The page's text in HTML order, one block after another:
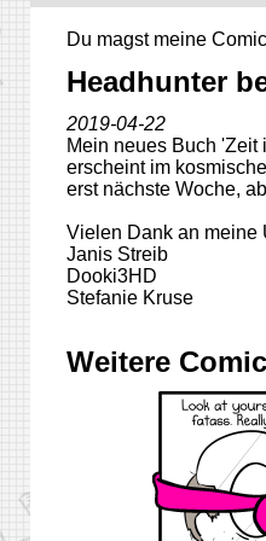
Du magst meine
Headhunter
2019-04-22
Mein neues Buch 'Zeit
erscheint im
erst nächste Woche,
Vielen Dank an meine
Janis Streib
Dooki3HD
Stefanie Kruse
Weitere